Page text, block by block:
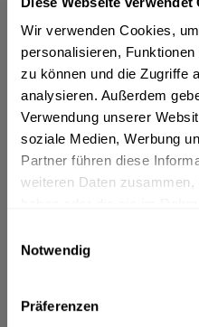
Wir verwenden Cookies,
personalisieren,
zu können und die Zugriffe
analysieren. Außerdem
Verwendung unserer
soziale Medien, Werbung
Partner führen diese
weiteren Daten
Notwendig
Präferenzen
inkl. MwSt.ggf. zzgl.
Vorrätig
EINWEG
+3,00 € Pfand
In den Warenkorb
Artikel-Nr.:
mehr